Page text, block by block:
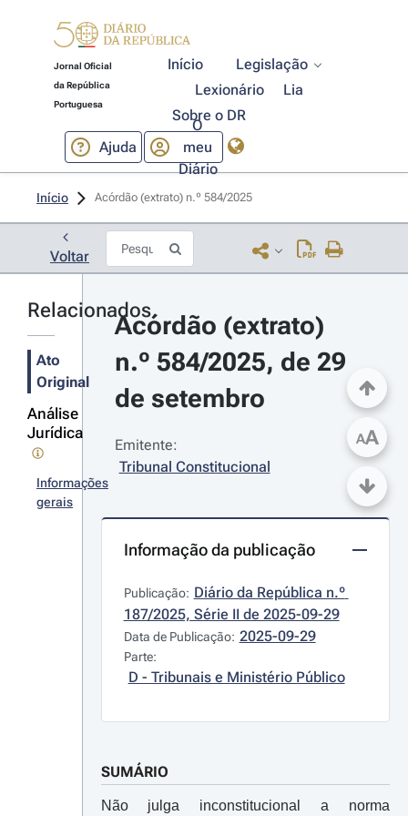
Jornal Oficial
da República
Portuguesa
Início
Legislação
Lexionário
Lia
Sobre o DR
Ajuda
O
meu
Diário
Início Acórdão (extrato) n.º 584/2025
Voltar
Relacionados
Ato
Original
Análise
Jurídica
Informações
gerais
Acórdão (extrato)
n.º 584/2025, de 29
de setembro
Emitente:
Tribunal Constitucional
Informação da publicação
Publicação: Diário da República n.º
187/2025, Série II de 2025-09-29
Data de Publicação: 2025-09-29
Parte:
D - Tribunais e Ministério Público
SUMÁRIO
Não julga inconstitucional a norma
AA